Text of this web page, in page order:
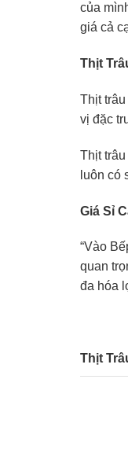
của
giá cả
Thịt
Thịt
vị đặc
Thịt
luôn có
Giá Sỉ
“Vào
quan
đa hóa
Thịt
Thịt